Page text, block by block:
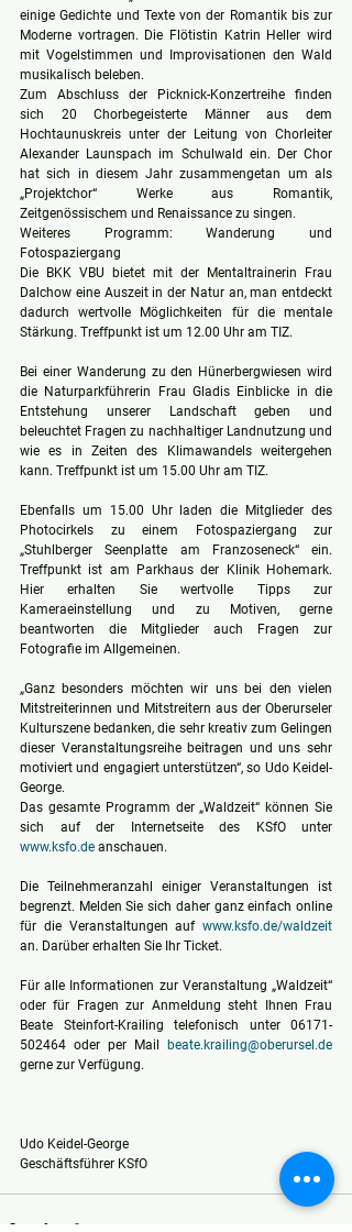
einige Gedichte und Texte von der Romantik bis zur
Moderne vortragen. Die Flötistin Katrin Heller wird
mit Vogelstimmen und Improvisationen den Wald
musikalisch beleben.
Zum Abschluss der Picknick-Konzertreihe finden
sich 20 Chorbegeisterte Männer aus dem
Hochtaunuskreis unter der Leitung von Chorleiter
Alexander Launspach im Schulwald ein. Der Chor
hat sich in diesem Jahr zusammengetan um als
„Projektchor“ Werke aus Romantik,
Zeitgenössischem und Renaissance zu singen.
Weiteres Programm: Wanderung und
Fotospaziergang
Die BKK VBU bietet mit der Mentaltrainerin Frau
Dalchow eine Auszeit in der Natur an, man entdeckt
dadurch wertvolle Möglichkeiten für die mentale
Stärkung. Treffpunkt ist um 12.00 Uhr am TIZ.
Bei einer Wanderung zu den Hünerbergwiesen wird
die Naturparkführerin Frau Gladis Einblicke in die
Entstehung unserer Landschaft geben und
beleuchtet Fragen zu nachhaltiger Landnutzung und
wie es in Zeiten des Klimawandels weitergehen
kann. Treffpunkt ist um 15.00 Uhr am TIZ.
Ebenfalls um 15.00 Uhr laden die Mitglieder des
Photocirkels zu einem Fotospaziergang zur
„Stuhlberger Seenplatte am Franzoseneck“ ein.
Treffpunkt ist am Parkhaus der Klinik Hohemark.
Hier erhalten Sie wertvolle Tipps zur
Kameraeinstellung und zu Motiven, gerne
beantworten die Mitglieder auch Fragen zur
Fotografie im Allgemeinen.
„Ganz besonders möchten wir uns bei den vielen
Mitstreiterinnen und Mitstreitern aus der Oberurseler
Kulturszene bedanken, die sehr kreativ zum Gelingen
dieser Veranstaltungsreihe beitragen und uns sehr
motiviert und engagiert unterstützen“, so Udo Keidel-
George.
Das gesamte Programm der „Waldzeit“ können Sie
www.ksfo.de anschauen.
Die Teilnehmeranzahl einiger Veranstaltungen ist
begrenzt. Melden Sie sich daher ganz einfach online
für die Veranstaltungen auf www.ksfo.de/waldzeit
an. Darüber erhalten Sie Ihr Ticket.
Für alle Informationen zur Veranstaltung „Waldzeit“
oder für Fragen zur Anmeldung steht Ihnen Frau
Beate Steinfort-Krailing telefonisch unter 06171-
502464 oder per Mail beate.krailing@oberursel.de
gerne zur Verfügung.
Udo Keidel-George
Geschäftsführer KSfO